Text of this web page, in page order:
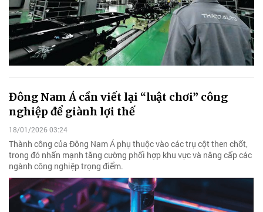
Đông Nam Á cần viết lại “luật chơi” công
nghiệp để giành lợi thế
18/01/2026 03:24
Thành công của Đông Nam Á phụ thuộc vào các trụ cột then chốt,
trong đó nhấn mạnh tăng cường phối hợp khu vực và nâng cấp các
ngành công nghiệp trọng điểm.